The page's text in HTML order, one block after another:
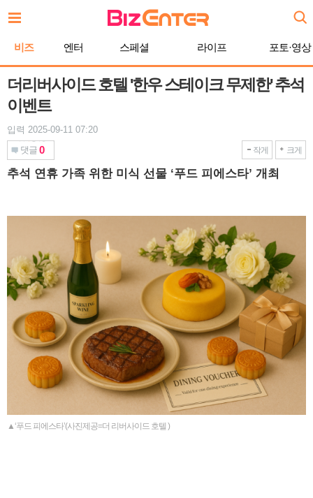
문
비즈 엔터 스페셜 라이프 포토·영상
더리버사이드 호텔 '한우 스테이크 무제한' 추석
이벤트
입력 2025-09-11 07:20
댓글 0 작게 크게
추석 연휴 가족 위한 미식 선물 ‘푸드 피에스타’ 개최
▲‘푸드 피에스타’(사진제공=더 리버사이드 호텔 )